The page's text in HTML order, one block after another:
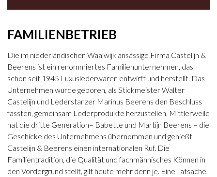
FAMILIENBETRIEB
Die im niederländischen Waalwijk ansässige Firma Castelijn &
Beerens ist ein renommiertes Familienunternehmen, das
schon seit 1945 Luxuslederwaren entwirft und herstellt. Das
Unternehmen wurde geboren, als Stickmeister Walter
Castelijn und Lederstanzer Marinus Beerens den Beschluss
fassten, gemeinsam Lederprodukte herzustellen. Mittlerweile
hat die dritte Generation– Babette und Martijn Beerens – die
Geschicke des Unternehmens übernommen und genießt
Castelijn & Beerens einen internationalen Ruf. Die
Familientradition, die Qualität und fachmännisches Können in
den Vordergrund stellt, gilt heute mehr denn je. Eine Tatsache,